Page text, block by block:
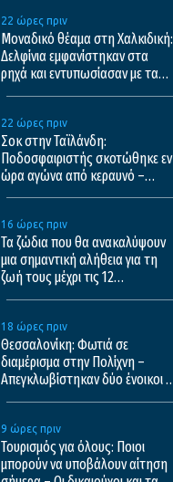
22 ώρες πριν
Μοναδικό θέαμα στη Χαλκιδική:
Δελφίνια εμφανίστηκαν στα
ρηχά και εντυπωσίασαν με τα
22 ώρες πριν
Σοκ στην Ταϊλάνδη:
Ποδοσφαιριστής σκοτώθηκε εν
ώρα αγώνα από κεραυνό –
16 ώρες πριν
Τα ζώδια που θα ανακαλύψουν
μια σημαντική αλήθεια για τη
ζωή τους μέχρι τις 12
18 ώρες πριν
Θεσσαλονίκη: Φωτιά σε
διαμέρισμα στην Πολίχνη –
Απεγκλωβίστηκαν δύο ένοικοι –
9 ώρες πριν
Τουρισμός για όλους: Ποιοι
μπορούν να υποβάλουν αίτηση